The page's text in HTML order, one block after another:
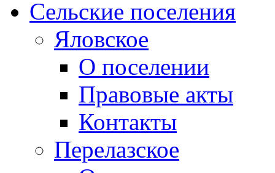
Сельские поселения
Яловское
О поселении
Правовые акты
Контакты
Перелазское